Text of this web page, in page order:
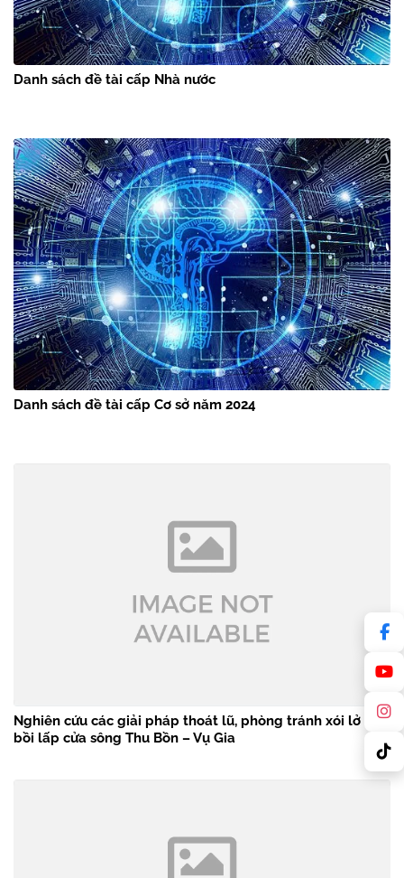
Danh sách đề tài cấp Nhà nước
Danh sách đề tài cấp Cơ sở năm 2024
Nghiên cứu các giải pháp thoát lũ, phòng tránh xói lở và
bồi lấp cửa sông Thu Bồn – Vụ Gia